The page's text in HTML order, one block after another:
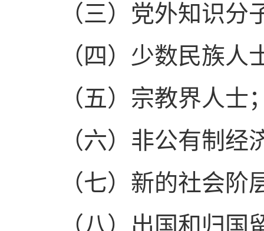
（三）党外知识分
（四）少数民族人
（五）宗教界人士
（六）非公有制经
（七）新的社会阶
（八）出国和归国